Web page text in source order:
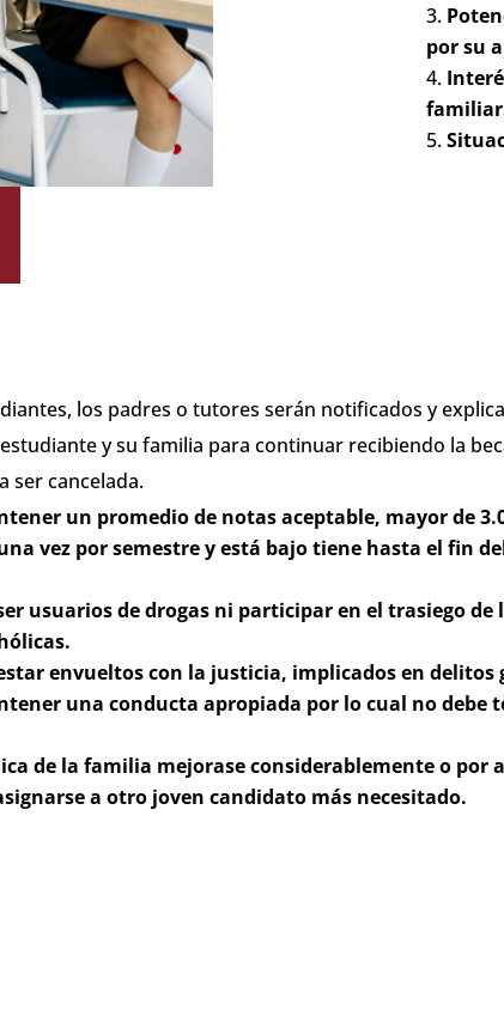
por su
los padres o tutores serán notificados y
y su familia para continuar recibiendo la
ser cancelada.
un promedio de notas aceptable, mayor de
vez por semestre y está bajo tiene hasta el fin
usuarios de drogas ni participar en el trasiego
envueltos con la justicia, implicados en delitos
una conducta apropiada por lo cual no debe
de la familia mejorase considerablemente o por
a otro joven candidato más necesitado.